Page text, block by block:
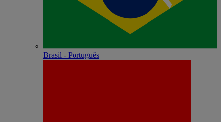
Brasil - Português